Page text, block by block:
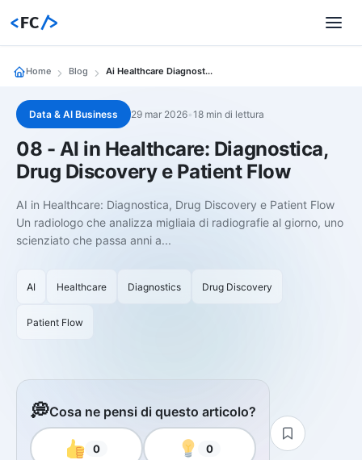
<FC/>
Home Blog Ai Healthcare Diagnostica Drug Discovery Patient Flow
Data & AI Business 29 mar 2026•18 min di lettura
08 - AI in Healthcare: Diagnostica,
Drug Discovery e Patient Flow
AI in Healthcare: Diagnostica, Drug Discovery e Patient Flow
Un radiologo che analizza migliaia di radiografie al giorno, uno
scienziato che passa anni a...
AI Healthcare Diagnostics Drug Discovery
Patient Flow
💭Cosa ne pensi di questo articolo?
0 0